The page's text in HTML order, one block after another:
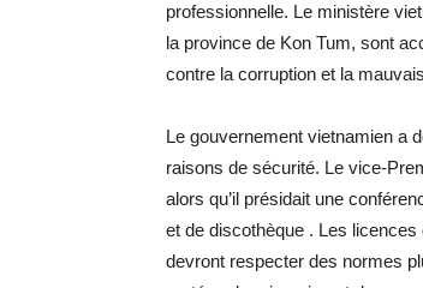
professionnelle. Le ministère
la province de Kon Tum, sont
contre la corruption et la
Le gouvernement vietnamien a
raisons de sécurité. Le vice-
alors qu’il présidait une
et de discothèque . Les
devront respecter des normes